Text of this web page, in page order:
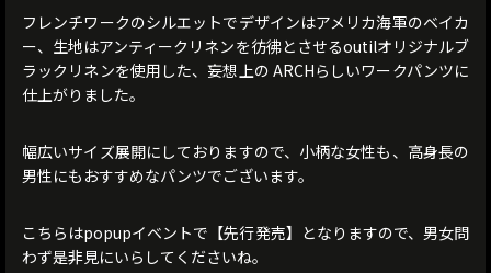
フレンチワークのシルエットでデザインはアメリカ海軍のベイカ
ー、生地はアンティークリネンを彷彿とさせるoutilオリジナルブ
ラックリネンを使用した、妄想上の ARCHらしいワークパンツに
仕上がりました。
幅広いサイズ展開にしておりますので、小柄な女性も、高身長の
男性にもおすすめなパンツでございます。
こちらはpopupイベントで【先行発売】となりますので、男女問
わず是非見にいらしてくださいね。